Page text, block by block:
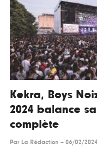
Kekra, Boys
2024 balance
complète
Par La Rédaction -- 06/02/2024